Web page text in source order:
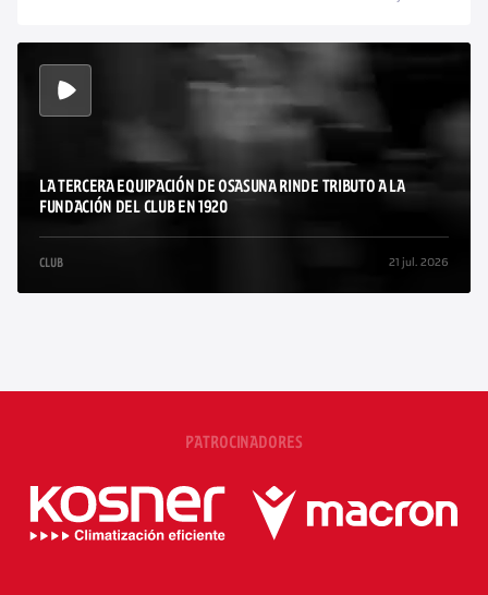
LA TERCERA EQUIPACIÓN DE OSASUNA RINDE TRIBUTO A LA
FUNDACIÓN DEL CLUB EN 1920
CLUB 21 jul. 2026
PATROCINADORES